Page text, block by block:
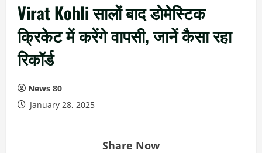
Virat Kohli सालों बाद डोमेस्टिक
क्रिकेट में करेंगे वापसी, जानें कैसा रहा
रिकॉर्ड
News 80
January 28, 2025
Share Now